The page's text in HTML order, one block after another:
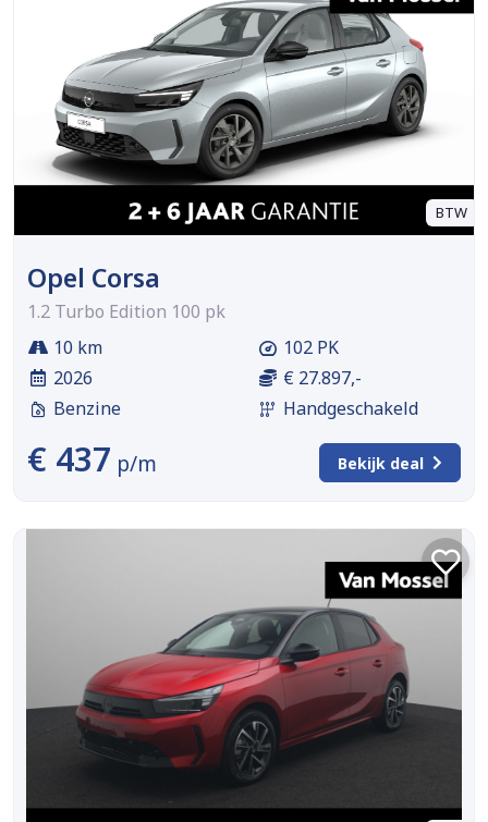
BTW
Opel Corsa
1.2 Turbo Edition 100 pk
10 km
2026
Benzine
102 PK
€ 27.897,-
Handgeschakeld
€ 437 p/m Bekijk deal